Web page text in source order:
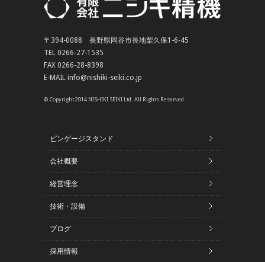
〒394-0088 長野県岡谷市長地梨久保1-6-45
TEL 0266-27-1535
FAX 0266-28-8398
E-MAIL info@nishiki-seiki.co.jp
© Copyright 2014 NISHIKI SEIKI Ltd. All Rights Reserved.
ピンゲージスタンド
会社概要
経営理念
技術・設備
ブログ
採用情報